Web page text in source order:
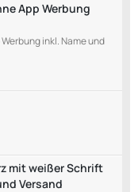
App Werbung
inkl. Name und
mit weißer Schrift
Versand